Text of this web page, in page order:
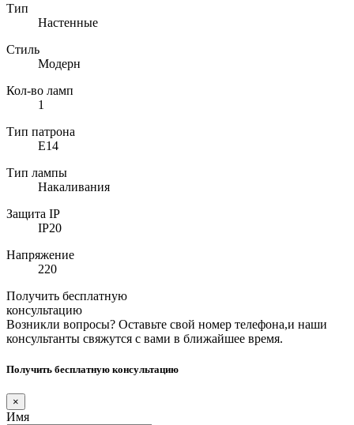
Тип
Настенные
Стиль
Модерн
Кол-во ламп
1
Тип патрона
E14
Тип лампы
Накаливания
Защита IP
IP20
Напряжение
220
Получить бесплатную
консультацию
Возникли вопросы? Оставьте свой номер телефона,и наши
консультанты свяжутся с вами в ближайшее время.
Получить бесплатную консультацию
×
Имя